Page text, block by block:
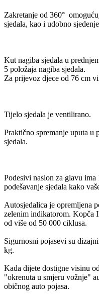
Zakretanje od 360°
sjedala, kao i udobno
Kut nagiba sjedala u
5 položaja nagiba sjedala.
Za prijevoz djece od 76 cm
Tijelo sjedala je ventilirano.
Praktično spremanje uputa u
sjedala.
Podesivi naslon za glavu
podešavanje sjedala kako
Autosjedalica je opremljena
zelenim indikatorom. Kopča
od više od 50 000 ciklusa.
Sigurnosni pojasevi su
kg.
Kada dijete dostigne visinu
"okrenuta u smjeru vožnje"
običnog auto pojasa.